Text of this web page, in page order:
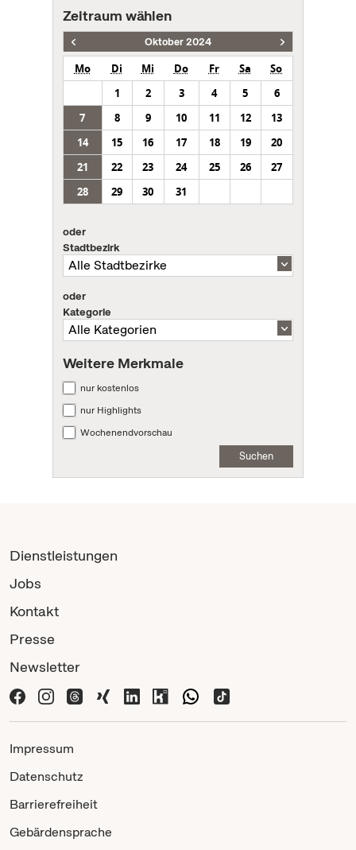
Zeitraum wählen
Oktober 2024
Mo Di Mi Do Fr Sa
So
1
2 3 4 5
6
7
8 9 10 11 12
13
14
15 16 17 18 19
20
21
22 23 24 25 26
27
28
29 30 31
oder
Stadtbezirk
oder
Kategorie
Weitere Merkmale
nur kostenlos
nur Highlights
Wochenendvorschau
Suchen
Dienstleistungen
Jobs
Kontakt
Presse
Newsletter
Impressum
Datenschutz
Barrierefreiheit
Gebärdensprache